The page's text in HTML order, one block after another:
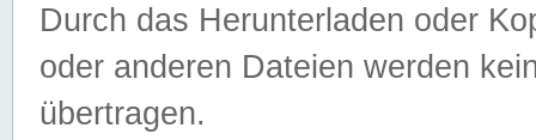
Durch das Herunterladen oder
oder anderen Dateien werden
übertragen.